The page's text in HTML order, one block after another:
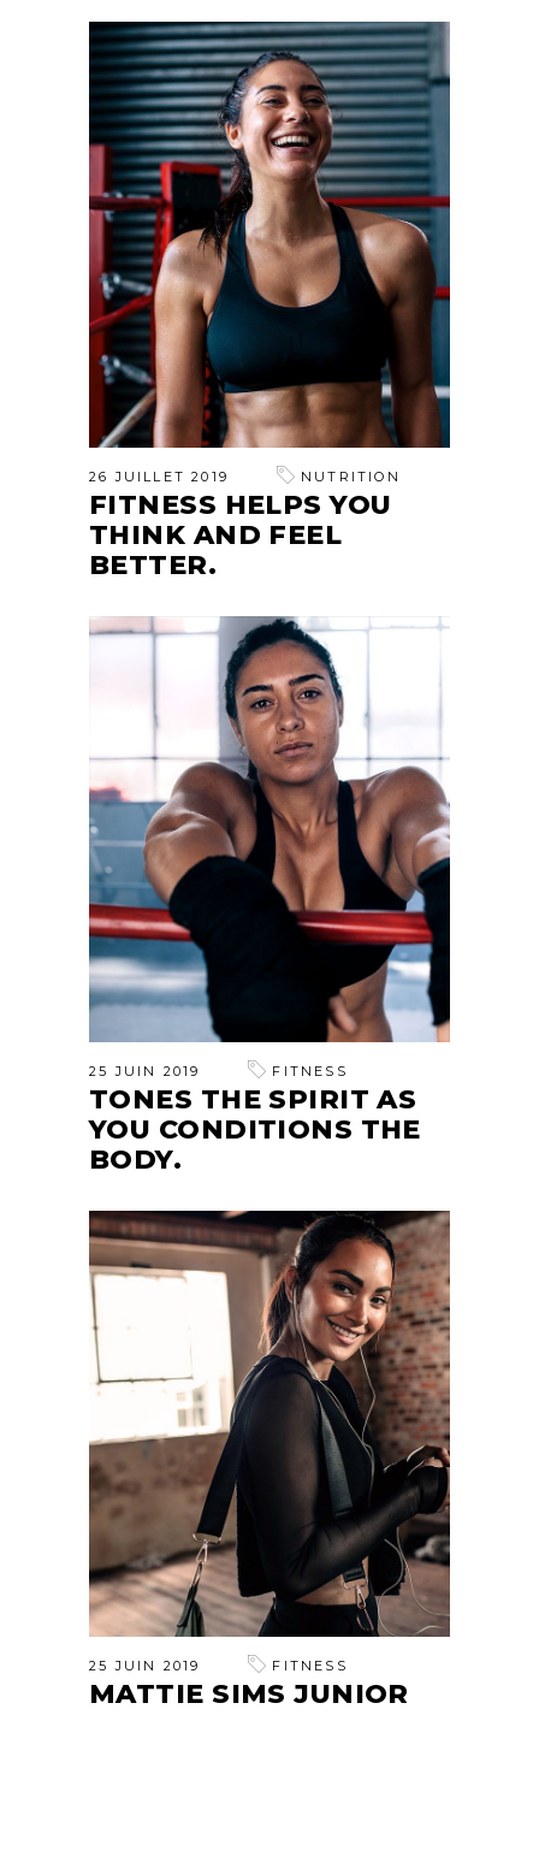
26 JUILLET 2019 NUTRITION
FITNESS HELPS YOU
THINK AND FEEL
BETTER.
25 JUIN 2019 FITNESS
TONES THE SPIRIT AS
YOU CONDITIONS THE
BODY.
25 JUIN 2019 FITNESS
MATTIE SIMS JUNIOR